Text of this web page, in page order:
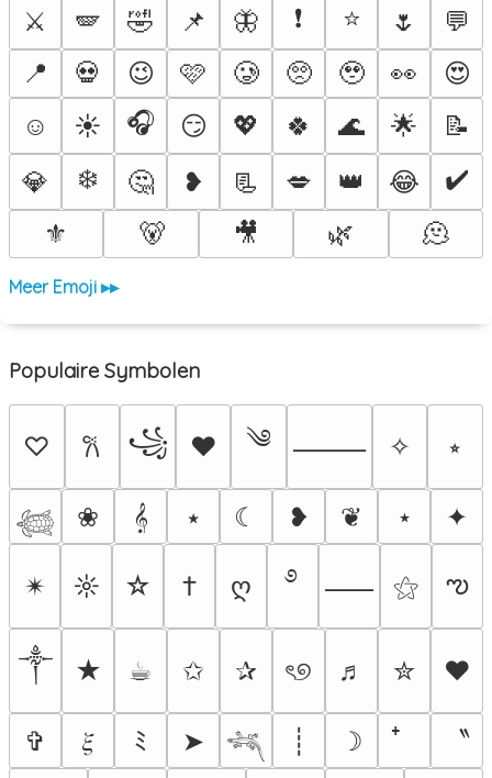
⚔️
🪽 🤣 📌 🦋 ❗ ⭐ 🌷
💬
📍
💀 😉 🩷 🥲 🥺 🥹 👀
😍
☺️
☀️ 🎧 😏 💖 🍀 🌊 🌟
📝
💎
❄️ 🤔 ❥ 📃 💋 👑 😂
✔️
⚜️
🐻 🎥 🌿 🫠
Meer Emoji ▸▸
Populaire Symbolen
♡ 𐙚 ꧁ ♥ ༄ ⸻ ✧ ⭒
𓆉 ❀ 𝄞 ⭑ ☾ ❥ ❦ ⋆ ✦
✴︎ ☼ ☆ † ღ ࿔ ⸺ ⚝ ఌ
༒︎ ★ ☕︎ ✩ ✰ ৎ୭ ♬ ✮ ❤
✞ 𝜉 ﾐ ➤ 𓆈 ┊ ☽
〝